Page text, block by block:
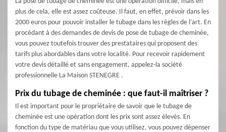
plus de cela, elle est assez coûteuse. Il faut, en effet, prévoir dans les
2000 euros pour pouvoir installer le tubage dans les règles de l’art. En
procédant à des demandes de devis de pose de tubage de cheminée,
vous pouvez toutefois trouver des prestataires qui proposent des
tarifs plus abordables dans votre localité. Pour recevoir rapidement
votre devis détaillé et sans engagement, appelez-la société
professionnelle La Maison STENEGRE .
Prix du tubage de cheminée : que faut-il maîtriser ?
Il est important pour le propriétaire de savoir que le tubage de
cheminée est une opération dont les prix sont assez élevés. En
fonction du type de matériau que vous utilisez, vous pouvez dépenser